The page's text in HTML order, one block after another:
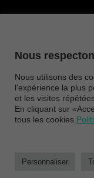
CONTACT
PRESSE
Nous
Nous utilisons des
l'expérience la plus
et les visites
En cliquant sur
tous les cookies.
Personnaliser